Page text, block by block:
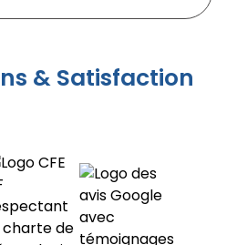
& Satisfaction